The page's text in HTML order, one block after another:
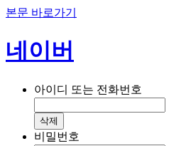
본문 바로가기
네이버
아이디 또는 전화번호
삭제
비밀번호